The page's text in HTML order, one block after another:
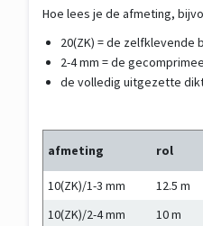
Hoe lees je de afmeting,
20(ZK) = de zelfklevende
2-4 mm = de
de volledig uitgezette
afmeting rol
10(ZK)/1-3 mm 12.5 m
10(ZK)/2-4 mm
10 m